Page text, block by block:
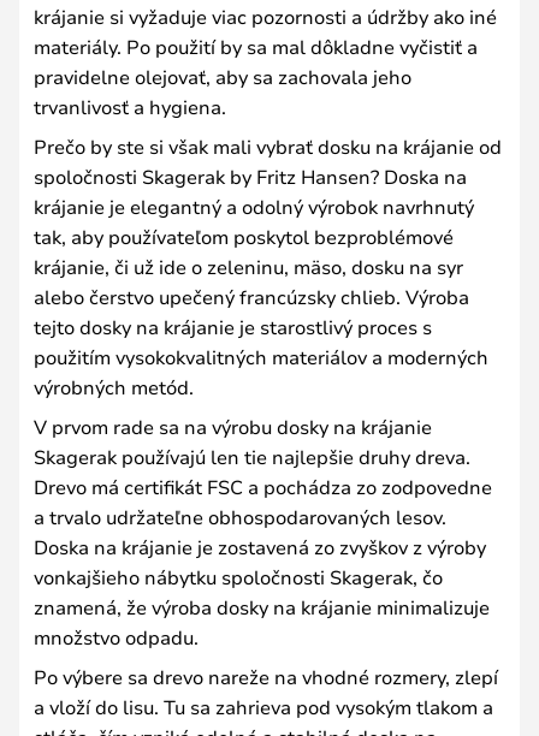
krájanie si vyžaduje viac pozornosti a údržby ako iné
materiály. Po použití by sa mal dôkladne vyčistiť a
pravidelne olejovať, aby sa zachovala jeho
trvanlivosť a hygiena.
Prečo by ste si však mali vybrať dosku na krájanie od
spoločnosti Skagerak by Fritz Hansen? Doska na
krájanie je elegantný a odolný výrobok navrhnutý
tak, aby používateľom poskytol bezproblémové
krájanie, či už ide o zeleninu, mäso, dosku na syr
alebo čerstvo upečený francúzsky chlieb. Výroba
tejto dosky na krájanie je starostlivý proces s
použitím vysokokvalitných materiálov a moderných
výrobných metód.
V prvom rade sa na výrobu dosky na krájanie
Skagerak používajú len tie najlepšie druhy dreva.
Drevo má certifikát FSC a pochádza zo zodpovedne
a trvalo udržateľne obhospodarovaných lesov.
Doska na krájanie je zostavená zo zvyškov z výroby
vonkajšieho nábytku spoločnosti Skagerak, čo
znamená, že výroba dosky na krájanie minimalizuje
množstvo odpadu.
Po výbere sa drevo nareže na vhodné rozmery, zlepí
a vloží do lisu. Tu sa zahrieva pod vysokým tlakom a